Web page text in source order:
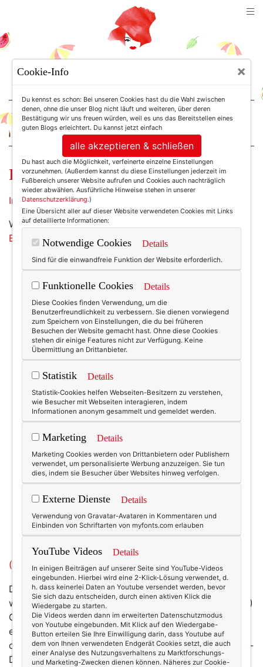
For Women. Not Girls.
Pflichtlektüre.
In Ergänzung. :-)
Wat mut, dat mutt (oder wie heißt das noch mal,
Biggi ?)! Ich will schließlich nix falsch machen:
(Gibt es hier bei Amazon)
Die Domain zur Reise gibt es übrigens auch schon:
www.textandthecity.de. Man gönnt sich ja sonst nix. ;-)
Oder soll ich euch lieber hier auf texterella alles
erzählen? - wenn ich vor lauter von einer Ohnmacht in
die nächste fallen, New York leer kaufen (hehe!), Patio-
Dining (hopefully!) und Karaokesingen (Ich üb schon
Cookie-Info ×
Du kennst es schon: Bei unseren Cookies hast du die Wahl zwischen
denen, ohne die unser Blog nicht läuft und weiteren, über deren
Bestätigung wir uns freuen würden, weil es uns das Bereitstellen eines
guten Blogs erleichtert. Du kannst jetzt einfach
alle akzeptieren & schließen
Du hast auch die Möglichkeit, verfeinerte einzelne Einstellungen
vorzunehmen. (Außerdem kannst du diese Einstellungen jederzeit im
Fußbereich unserer Website aufrufen und Cookies auch nachträglich
wieder abwählen. Ausführliche Hinweise stehen in unserer
Datenschutzerklärung.)
Eine Übersicht aller auf dieser Website verwendeten Cookies mit Links
auf detaillierte Informationen:
Notwendige Cookies Details
Sind für die einwandfreie Funktion der Website erforderlich.
Funktionelle Cookies Details
Diese Cookies finden Verwendung, um die
Benutzerfreundlichkeit zu verbessern. Sie dienen vorwiegend
zum Speichern von Einstellungen, die du bei früheren
Besuchen der Website gemacht hast. Ohne diese Cookies
stehen dir einige Features nicht zur Verfügung. Keine
Übermittlung an Drittanbieter.
Statistik Details
Statistik-Cookies helfen Webseiten-Besitzern zu verstehen,
wie Besucher mit Webseiten interagieren, indem
Informationen anonym gesammelt und gemeldet werden.
Marketing Details
Marketing Cookies werden von Drittanbietern oder Publishern
verwendet, um personalisierte Werbung anzuzeigen. Sie tun
dies, indem sie Besucher über Websites hinweg verfolgen.
Externe Dienste Details
Verwendung von Gravatar-Avataren in Kommentaren und
Einbinden von Schriftarten von myfonts.com erlauben
YouTube Videos Details
In einigen Beiträgen auf unserer Seite sind YouTube-Videos
eingebunden. Hierbei wird eine 2-Klick-Lösung verwendet, d.
h. dass keinerlei Daten an Youtube versendet werden, bevor
Sie sich dazu entscheiden, durch einen aktiven Klick die
Wiedergabe zu starten.
Die Videos werden dann im erweiterten Datenschutzmodus
von Youtube eingebunden. Mit Klick auf den Wiedergabe-
Button erteilen Sie Ihre Einwilligung darin, dass Youtube auf
dem von Ihnen verwendeten Endgerät Cookies setzt, die auch
einer Analyse des Nutzungsverhaltens zu Marktforschungs-
und Marketing-Zwecken dienen können. Näheres zur Cookie-